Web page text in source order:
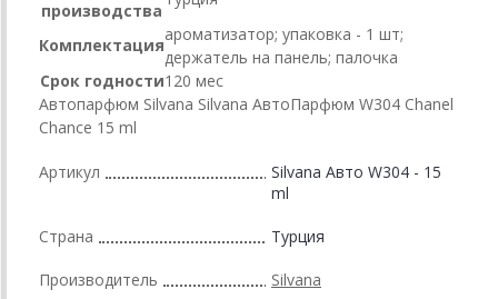
производства
Комплектация
ароматизатор; упаковка - 1 шт;
держатель на панель; палочка
Срок годности120 мес
Автопарфюм Silvana Silvana АвтоПарфюм W304 Chanel
Chance 15 ml
Артикул
Silvana Авто W304 - 15
ml
Страна Турция
Производитель Silvana